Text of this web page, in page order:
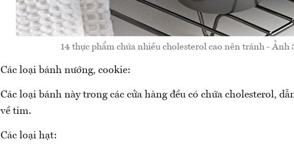
14 thực phẩm chứa nhiều cholesterol cao nên tránh - Ảnh
Các loại bánh nướng, cookie:
Các loại bánh này trong các cửa hàng đều có chứa cholesterol,
về tim.
Các loại hạt: